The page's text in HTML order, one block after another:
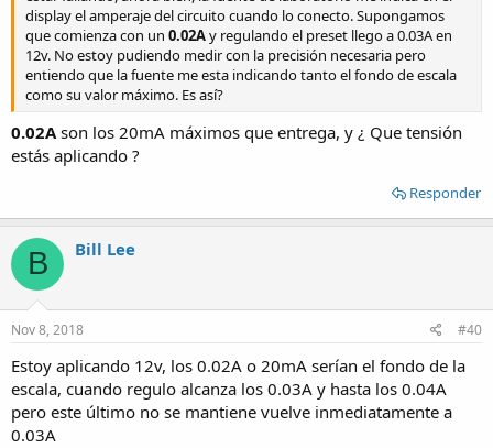
display el amperaje del circuito cuando lo conecto. Supongamos
que comienza con un 0.02Ay regulando el preset llego a 0.03A en
12v. No estoy pudiendo medir con la precisión necesaria pero
entiendo que la fuente me esta indicando tanto el fondo de escala
como su valor máximo. Es así?
0.02A son los 20mA máximos que entrega, y ¿ Que tensión
estás aplicando ?
Responder
B Bill Lee
Nov 8, 2018 #40
Estoy aplicando 12v, los 0.02A o 20mA serían el fondo de la
escala, cuando regulo alcanza los 0.03A y hasta los 0.04A
pero este último no se mantiene vuelve inmediatamente a
0.03A